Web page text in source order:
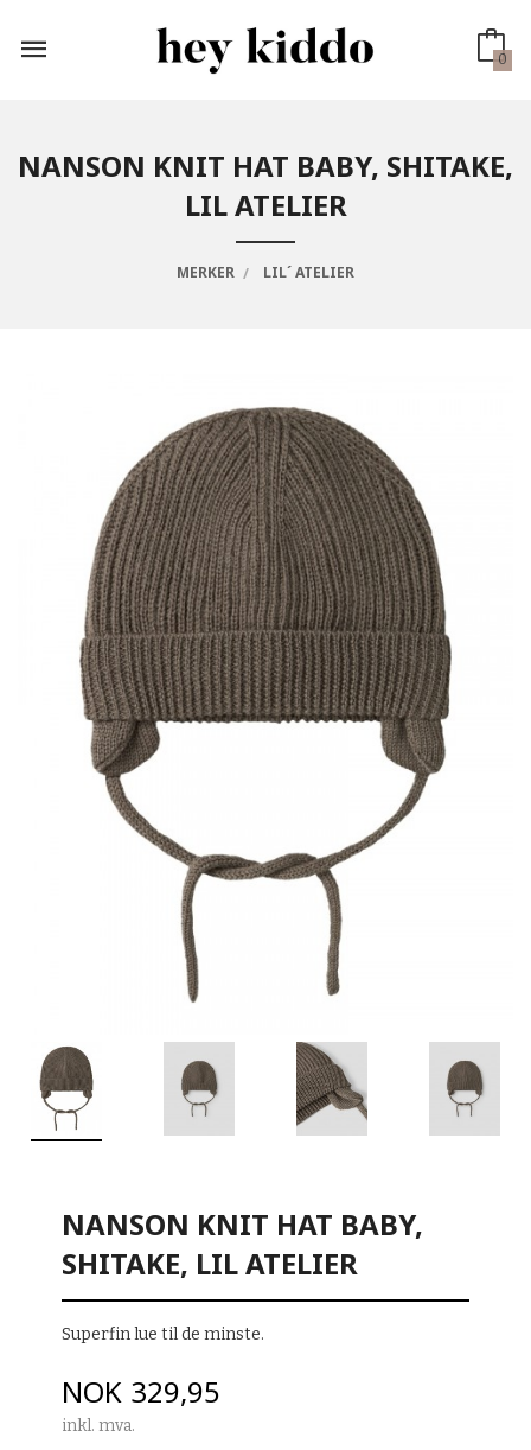
innholdet
0
NANSON KNIT HAT BABY, SHITAKE,
LIL ATELIER
MERKER LIL´ ATELIER
NANSON KNIT HAT BABY,
SHITAKE, LIL ATELIER
Superfin lue til de minste.
Pris
NOK 329,95
inkl. mva.